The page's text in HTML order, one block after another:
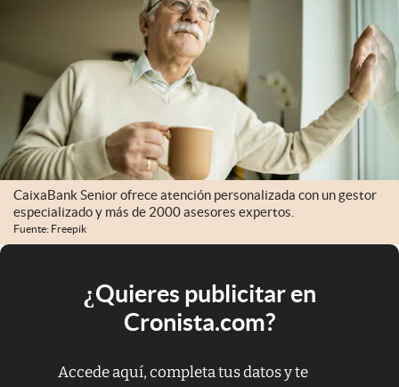
CaixaBank Senior ofrece atención personalizada con un gestor
especializado y más de 2000 asesores expertos.
Fuente: Freepik
¿Quieres publicitar en
Cronista.com?
Accede aquí, completa tus datos y te